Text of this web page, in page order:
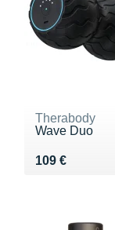
Therabody
Wave Duo
109 €
Vendu 109 €